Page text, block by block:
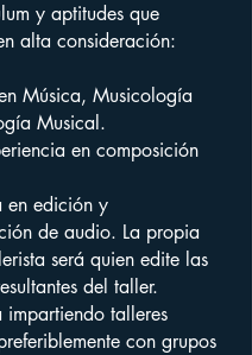
y aptitudes que
alta consideración:
Música, Musicología
Musical.
en composición
en edición y
de audio. La propia
será quien edite las
del taller.
impartiendo talleres
con grupos